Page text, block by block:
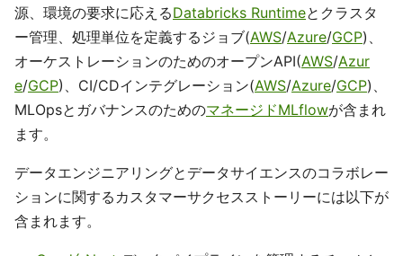
源、環境の要求に応えるDatabricks Runtimeとクラスタ
ー管理、処理単位を定義するジョブ(AWS/Azure/GCP)、
オーケストレーションのためのオープンAPI(AWS/Azur
e/GCP)、CI/CDインテグレーション(AWS/Azure/GCP)、
MLOpsとガバナンスのためのマネージドMLflowが含まれ
ます。
データエンジニアリングとデータサイエンスのコラボレー
ションに関するカスタマーサクセスストーリーには以下が
含まれます。